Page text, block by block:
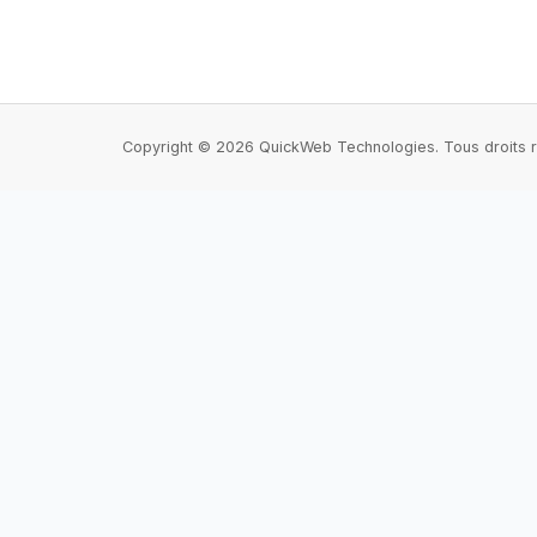
Copyright © 2026 QuickWeb Technologies. Tous droits